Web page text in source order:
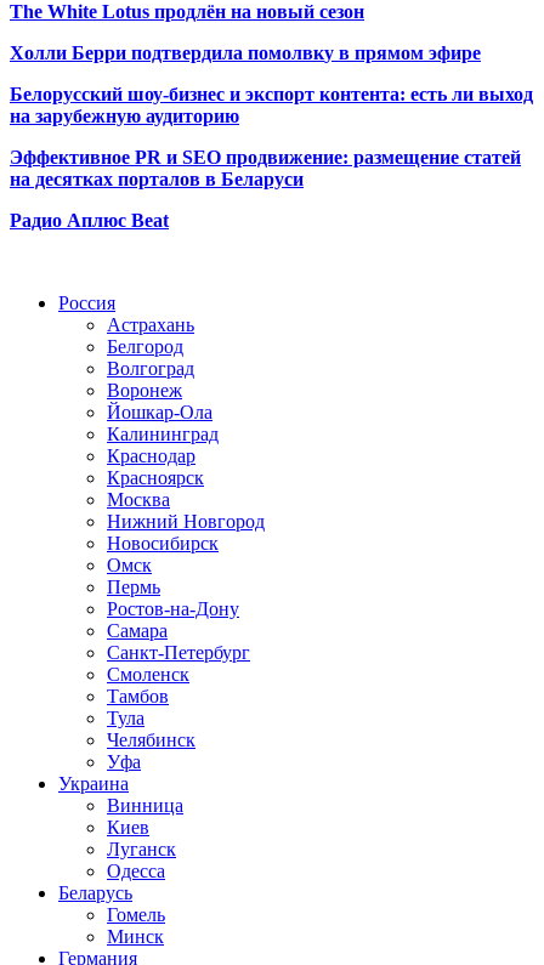
The White Lotus продлён на новый сезон
Холли Берри подтвердила помолвку в прямом эфире
Белорусский шоу-бизнес и экспорт контента: есть ли выход
на зарубежную аудиторию
Эффективное PR и SEO продвижение: размещение статей
на десятках порталов в Беларуси
Радио Аплюс Beat
Россия
Астрахань
Белгород
Волгоград
Воронеж
Йошкар-Ола
Калининград
Краснодар
Красноярск
Москва
Нижний Новгород
Новосибирск
Омск
Пермь
Ростов-на-Дону
Самара
Санкт-Петербург
Смоленск
Тамбов
Тула
Челябинск
Уфа
Украина
Винница
Киев
Луганск
Одесса
Беларусь
Гомель
Минск
Германия